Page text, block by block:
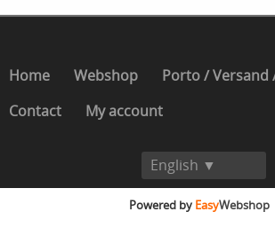
Home Webshop
Porto / Versand
Contact
My account
English ▼
Powered by EasyWebshop